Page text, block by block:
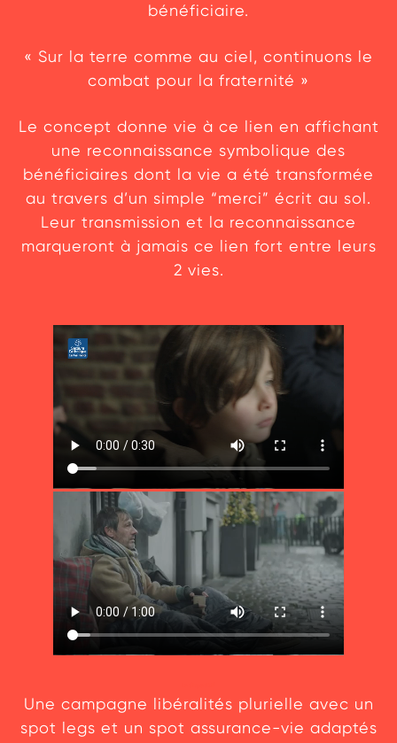
bénéficiaire.
« Sur la terre comme au ciel, continuons le
combat pour la fraternité »
Le concept donne vie à ce lien en affichant
une reconnaissance symbolique des
bénéficiaires dont la vie a été transformée
au travers d’un simple “merci” écrit au sol.
Leur transmission et la reconnaissance
marqueront à jamais ce lien fort entre leurs
2 vies.
Une campagne libéralités plurielle avec un
spot legs et un spot assurance-vie adaptés